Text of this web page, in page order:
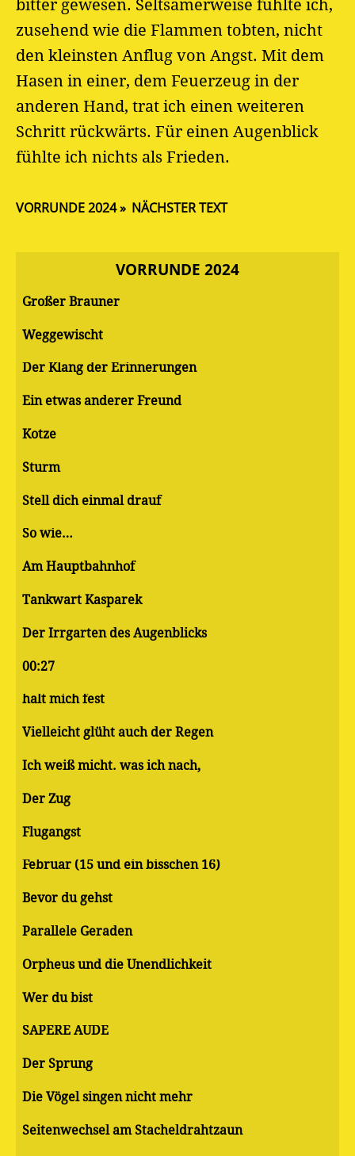
bitter gewesen. Seltsamerweise fühlte ich,
zusehend wie die Flammen tobten, nicht
den kleinsten Anflug von Angst. Mit dem
Hasen in einer, dem Feuerzeug in der
anderen Hand, trat ich einen weiteren
Schritt rückwärts. Für einen Augenblick
fühlte ich nichts als Frieden.
VORRUNDE 2024 NÄCHSTER TEXT
VORRUNDE 2024
Großer Brauner
Weggewischt
Der Klang der Erinnerungen
Ein etwas anderer Freund
Kotze
Sturm
Stell dich einmal drauf
So wie…
Am Hauptbahnhof
Tankwart Kasparek
Der Irrgarten des Augenblicks
00:27
halt mich fest
Vielleicht glüht auch der Regen
Ich weiß micht. was ich nach,
Der Zug
Flugangst
Februar (15 und ein bisschen 16)
Bevor du gehst
Parallele Geraden
Orpheus und die Unendlichkeit
Wer du bist
SAPERE AUDE
Der Sprung
Die Vögel singen nicht mehr
Seitenwechsel am Stacheldrahtzaun